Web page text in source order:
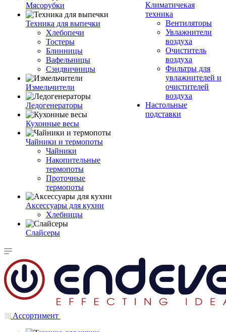
Мясорубки
Техника для выпечки
Хлебопечи
Тостеры
Блинницы
Вафельницы
Сэндвичницы
Измельчители
Ледогенераторы
Кухонные весы
Чайники и термопоты
Чайники
Накопительные
термопоты
Проточные
термопоты
Аксессуары для кухни
Хлебницы
Слайсеры
Климатичекая
техника
Вентиляторы
Увлажнители
воздуха
Очиститель
воздуха
Фильтры для
увлажнителей и
очистителей
воздуха
Настольные
подставки
Ассортимент